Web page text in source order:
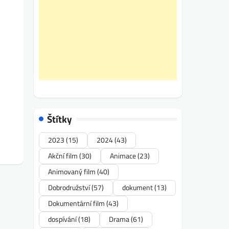
Štítky
2023(15) 2024(43)
Akční film(30) Animace(23)
Animovaný film(40)
Dobrodružství(57) dokument(13)
Dokumentární film(43)
dospívání(18) Drama(61)